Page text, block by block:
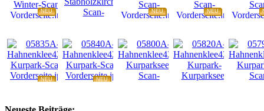
NEU NEU NEU
NEU
NEU